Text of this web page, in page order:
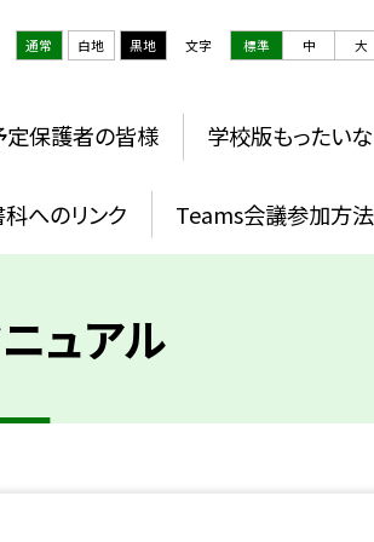
通常 白地 黒地 文字 標準 中 大
保護者の皆様 学校版もったい
へのリンク Teams会議参加方法
ュアル